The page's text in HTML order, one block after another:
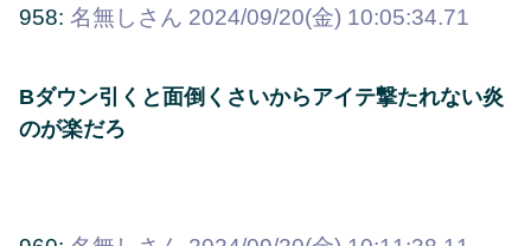
958: 名無しさん 2024/09/20(金) 10:05:34.71
Bダウン引くと面倒くさいからアイテ撃たれない炎
のが楽だろ